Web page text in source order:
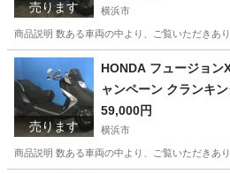
売ります
-Yard
横浜市
商品説明 数ある車両の中より、ご覧いただきあ
神奈川 横浜市 ニンジャ
売ります
HONDA フュージョン
ャンペーン クランキ
状渡し諸経費￥0- 横浜
59,000円
横浜市
商品説明 数ある車両の中より、ご覧いただきあ